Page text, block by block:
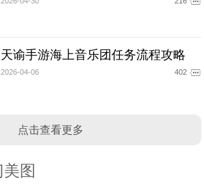
天谕手游海上音乐团任务流程攻略
2026-04-06 402
点击查看更多
图